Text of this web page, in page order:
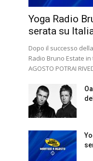
Yoga Radio
serata su
Dopo il successo
Radio Bruno Estate in
AGOSTO POTRAI